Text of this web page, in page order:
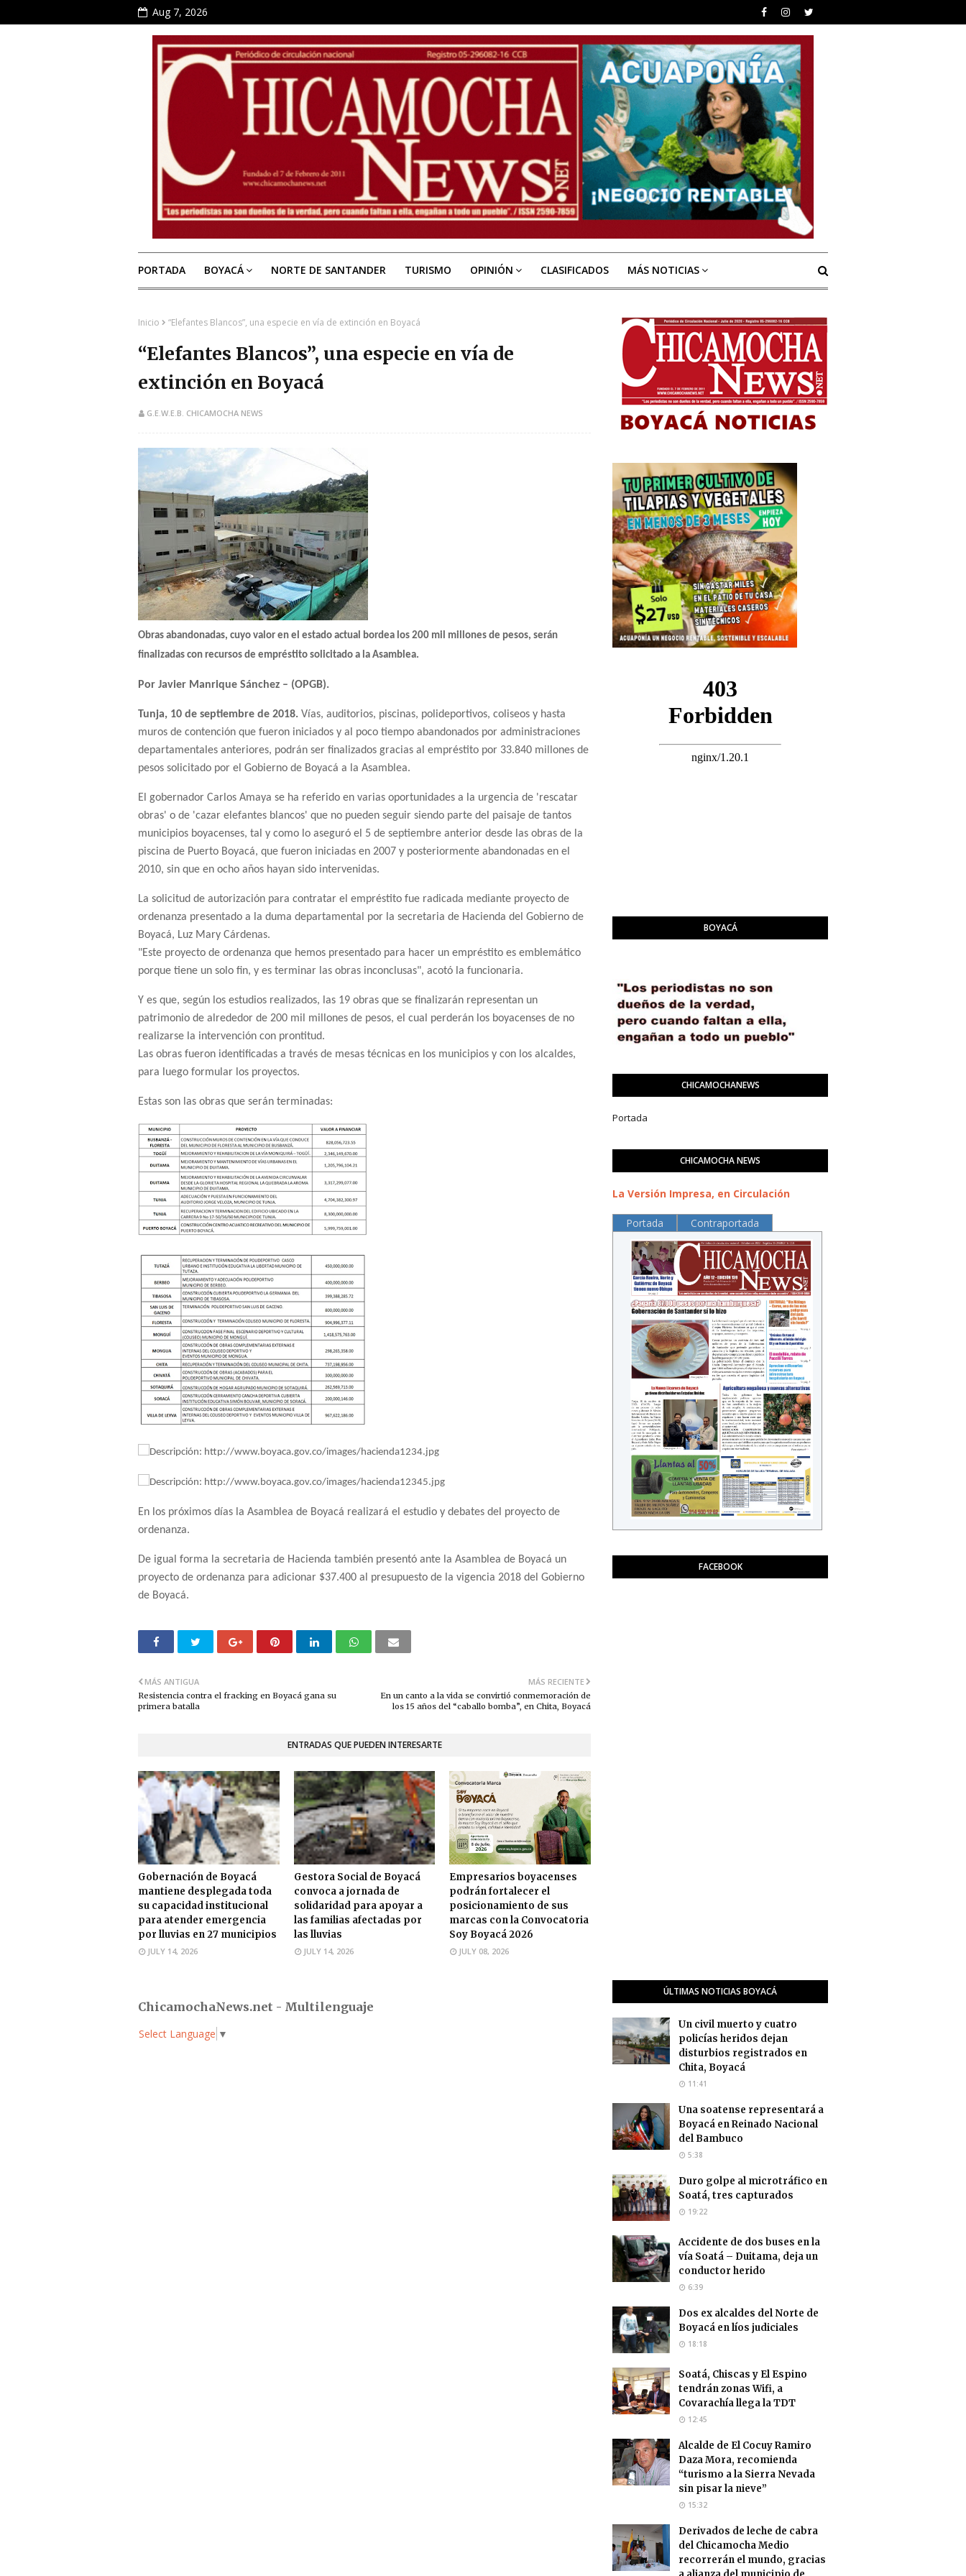
Aug 7, 2026
PORTADA BOYACÁ NORTE DE SANTANDER TURISMO OPINIÓN CLASIFICADOS MÁS NOTICIAS
Inicio “Elefantes Blancos”, una especie en vía de extinción en Boyacá
“Elefantes Blancos”, una especie en vía de
extinción en Boyacá
G.E.W.E.B. CHICAMOCHA NEWS
Obras abandonadas, cuyo valor en el estado actual bordea los 200 mil millones de pesos, serán
finalizadas con recursos de empréstito solicitado a la Asamblea.
Por Javier Manrique Sánchez – (OPGB).
Tunja, 10 de septiembre de 2018. Vías, auditorios, piscinas, polideportivos, coliseos y hasta
muros de contención que fueron iniciados y al poco tiempo abandonados por administraciones
departamentales anteriores, podrán ser finalizados gracias al empréstito por 33.840 millones de
pesos solicitado por el Gobierno de Boyacá a la Asamblea.
El gobernador Carlos Amaya se ha referido en varias oportunidades a la urgencia de 'rescatar
obras' o de 'cazar elefantes blancos' que no pueden seguir siendo parte del paisaje de tantos
municipios boyacenses, tal y como lo aseguró el 5 de septiembre anterior desde las obras de la
piscina de Puerto Boyacá, que fueron iniciadas en 2007 y posteriormente abandonadas en el
2010, sin que en ocho años hayan sido intervenidas.
La solicitud de autorización para contratar el empréstito fue radicada mediante proyecto de
ordenanza presentado a la duma departamental por la secretaria de Hacienda del Gobierno de
Boyacá, Luz Mary Cárdenas.
"Este proyecto de ordenanza que hemos presentado para hacer un empréstito es emblemático
porque tiene un solo fin, y es terminar las obras inconclusas", acotó la funcionaria.
Y es que, según los estudios realizados, las 19 obras que se finalizarán representan un
patrimonio de alrededor de 200 mil millones de pesos, el cual perderán los boyacenses de no
realizarse la intervención con prontitud.
Las obras fueron identificadas a través de mesas técnicas en los municipios y con los alcaldes,
para luego formular los proyectos.
Estas son las obras que serán terminadas:
En los próximos días la Asamblea de Boyacá realizará el estudio y debates del proyecto de
ordenanza.
De igual forma la secretaria de Hacienda también presentó ante la Asamblea de Boyacá un
proyecto de ordenanza para adicionar $37.400 al presupuesto de la vigencia 2018 del Gobierno
de Boyacá.
MÁS RECIENTE
En un canto a la vida se convirtió conmemoración de
los 15 años del “caballo bomba”, en Chita, Boyacá
MÁS ANTIGUA
Resistencia contra el fracking en Boyacá gana su
primera batalla
ENTRADAS QUE PUEDEN INTERESARTE
Gobernación de Boyacá
mantiene desplegada toda
su capacidad institucional
para atender emergencia
por lluvias en 27 municipios
JULY 14, 2026
Gestora Social de Boyacá
convoca a jornada de
solidaridad para apoyar a
las familias afectadas por
las lluvias
JULY 14, 2026
Empresarios boyacenses
podrán fortalecer el
posicionamiento de sus
marcas con la Convocatoria
Soy Boyacá 2026
JULY 08, 2026
ChicamochaNews.net - Multilenguaje
Select Language ▼
BOYACÁ
CHICAMOCHANEWS
Portada
CHICAMOCHA NEWS
La Versión Impresa, en Circulación
Portada Contraportada
FACEBOOK
ÚLTIMAS NOTICIAS BOYACÁ
Un civil muerto y cuatro
policías heridos dejan
disturbios registrados en
Chita, Boyacá
11:41
Una soatense representará a
Boyacá en Reinado Nacional
del Bambuco
5:38
Duro golpe al microtráfico en
Soatá, tres capturados
19:22
Accidente de dos buses en la
vía Soatá – Duitama, deja un
conductor herido
6:39
Dos ex alcaldes del Norte de
Boyacá en líos judiciales
18:18
Soatá, Chiscas y El Espino
tendrán zonas Wifi, a
Covarachía llega la TDT
12:45
Alcalde de El Cocuy Ramiro
Daza Mora, recomienda
“turismo a la Sierra Nevada
sin pisar la nieve”
15:32
Derivados de leche de cabra
del Chicamocha Medio
recorrerán el mundo, gracias